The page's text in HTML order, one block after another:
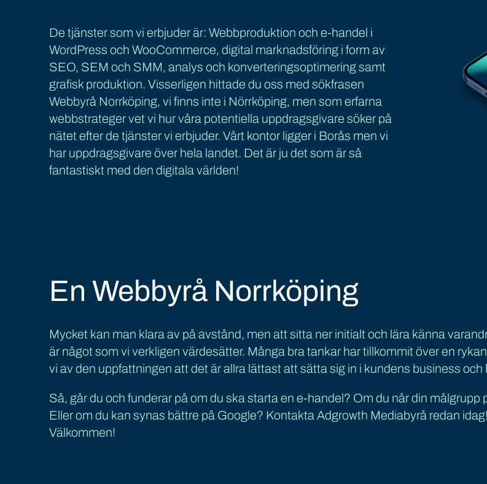
De tjänster som vi erbjuder är: Webbproduktion och e-handel i
WordPress och WooCommerce, digital marknadsföring i form av
SEO, SEM och SMM, analys och konverteringsoptimering samt
grafisk produktion. Visserligen hittade du oss med sökfrasen
Webbyrå Norrköping, vi finns inte i Nörrköping, men som erfarna
webbstrateger vet vi hur våra potentiella uppdragsgivare söker på
nätet efter de tjänster vi erbjuder. Vårt kontor ligger i Borås men vi
har uppdragsgivare över hela landet. Det är ju det som är så
fantastiskt med den digitala världen!
En Webbyrå Norrköping
Mycket kan man klara av på avstånd, men att sitta ner initialt och lära känna
är något som vi verkligen värdesätter. Många bra tankar har tillkommit över en
vi av den uppfattningen att det är allra lättast att sätta sig in i kundens business
Så, går du och funderar på om du ska starta en e-handel? Om du når din
Eller om du kan synas bättre på Google? Kontakta Adgrowth Mediabyrå redan
Välkommen!